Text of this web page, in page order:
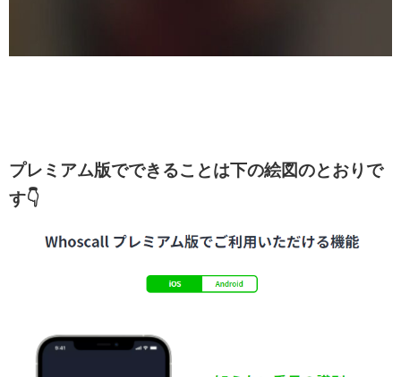
プレミアム版でできることは下の絵図のとおりで
す👇